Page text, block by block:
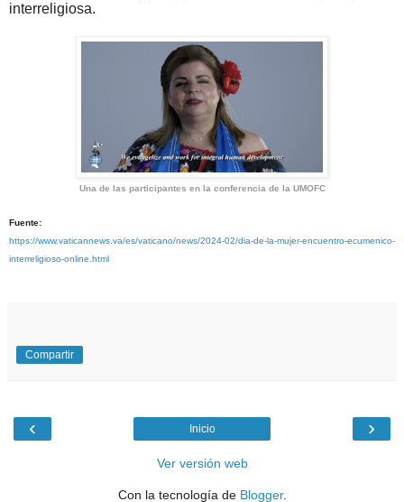
interreligiosa.
Una de las participantes en la conferencia de la UMOFC
Fuente:
https://www.vaticannews.va/es/vaticano/news/2024-02/dia-de-la-mujer-encuentro-ecumenico-
interreligioso-online.html
Compartir
‹ ›
Inicio
Ver versión web
Con la tecnología de Blogger.